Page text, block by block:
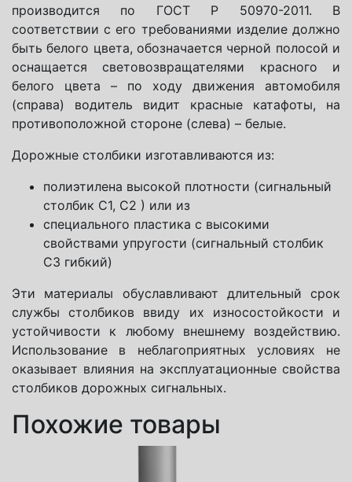
производится по ГОСТ Р 50970-2011. В
соответствии с его требованиями изделие должно
быть белого цвета, обозначается черной полосой и
оснащается световозвращателями красного и
белого цвета – по ходу движения автомобиля
(справа) водитель видит красные катафоты, на
противоположной стороне (слева) – белые.
Дорожные столбики изготавливаются из:
полиэтилена высокой плотности (сигнальный
столбик С1, С2 ) или из
специального пластика с высокими
свойствами упругости (сигнальный столбик
С3 гибкий)
Эти материалы обуславливают длительный срок
службы столбиков ввиду их износостойкости и
устойчивости к любому внешнему воздействию.
Использование в неблагоприятных условиях не
оказывает влияния на эксплуатационные свойства
столбиков дорожных сигнальных.
Похожие товары